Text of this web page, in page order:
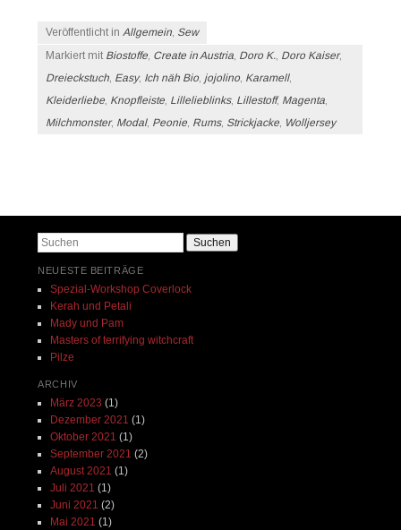
Veröffentlicht inAllgemein, Sew
Markiert mit Biostoffe, Create in Austria, Doro K., Doro Kaiser,
Dreieckstuch, Easy, Ich näh Bio, jojolino, Karamell,
Kleiderliebe, Knopfleiste, Lillelieblinks, Lillestoff, Magenta,
Milchmonster, Modal, Peonie, Rums, Strickjacke, Wolljersey
Suchen
NEUESTE BEITRÄGE
Spezial-Workshop Coverlock
Kerah und Petali
Mady und Pam
Masters of terrifying witchcraft
Pilze
ARCHIV
März 2023 (1)
Dezember 2021 (1)
Oktober 2021 (1)
September 2021 (2)
August 2021 (1)
Juli 2021 (1)
Juni 2021 (2)
Mai 2021 (1)